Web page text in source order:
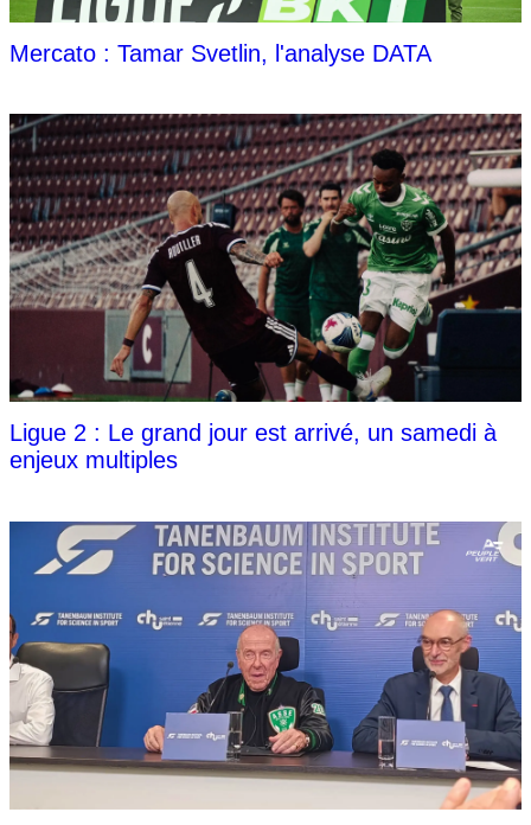
Mercato : Tamar Svetlin, l'analyse DATA
Ligue 2 : Le grand jour est arrivé, un samedi à
enjeux multiples